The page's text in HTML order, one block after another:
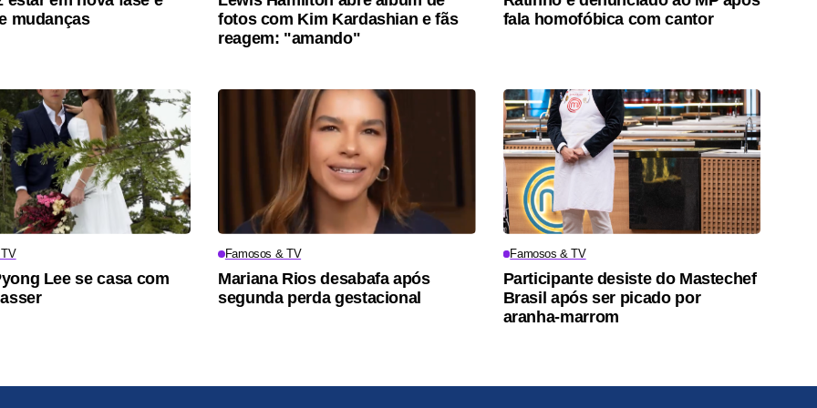
mudanças
fotos com Kim Kardashian e fãs
reagem: "amando"
fala homofóbica com cantor
Lee se casa com
Famosos & TV
Mariana Rios desabafa após
segunda perda gestacional
Famosos & TV
Participante desiste do Mastechef
Brasil após ser picado por
aranha-marrom